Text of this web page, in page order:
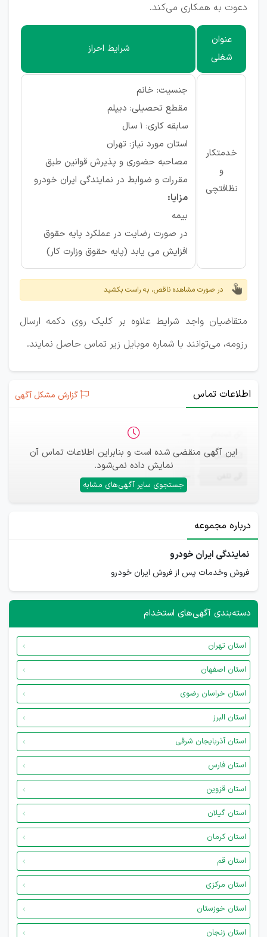
دعوت به همکاری می‌کند.
عنوان
شغلی
شرایط احراز
خدمتکار
و
نظافتچی
جنسیت: خانم
مقطع تحصیلی: دیپلم
سابقه کاری: ۱ سال
استان مورد نیاز: تهران
مصاحبه حضوری و پذیرش قوانین طبق
مقررات و ضوابط در نمایندگی ایران خودرو
مزایا:
بیمه
در صورت رضایت در عملکرد پایه حقوق
افزایش می یابد (پایه حقوق وزارت کار)
در صورت مشاهده ناقص، به راست بکشید
متقاضیان واجد شرایط علاوه بر کلیک روی دکمه ارسال
رزومه، می‌توانند با شماره موبایل زیر تماس حاصل نمایند.
اطلاعات تماس گزارش مشکل آگهی
این آگهی منقضی شده است و بنابراین اطلاعات تماس آن
نمایش داده نمی‌شود.
جستجوی سایر آگهی‌های مشابه
ایمیل —
—
درباره مجموعه
نمایندگی ایران خودرو
فروش وخدمات پس از فروش ایران خودرو
دسته‌بندی آگهی‌های استخدام
استان تهران
استان اصفهان
استان خراسان رضوی
استان البرز
استان آذربایجان شرقی
استان فارس
استان قزوین
استان گیلان
استان کرمان
استان قم
استان مرکزی
استان خوزستان
استان زنجان